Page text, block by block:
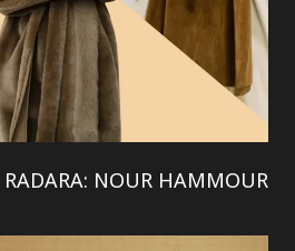
RADARA: NOUR HAMMOUR